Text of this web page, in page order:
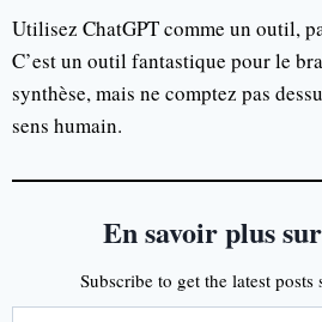
Utilisez ChatGPT comme un outil,
C’est un outil fantastique pour le
synthèse, mais ne comptez pas
sens humain.
En savoir plus
Subscribe to get the latest